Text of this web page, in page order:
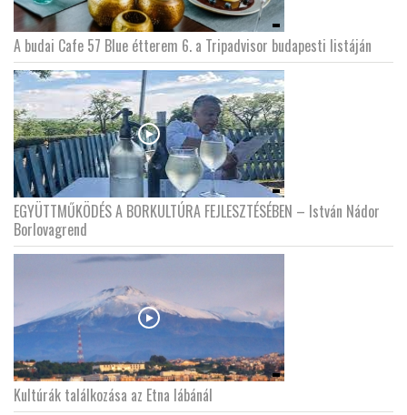
A budai Cafe 57 Blue étterem 6. a Tripadvisor budapesti listáján
EGYÜTTMŰKÖDÉS A BORKULTÚRA FEJLESZTÉSÉBEN – István Nádor
Borlovagrend
Kultúrák találkozása az Etna lábánál